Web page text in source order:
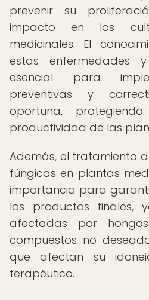
prevenir su
impacto en los
medicinales. El
estas enfermedades
esencial para
preventivas y
oportuna,
productividad de las
Además, el tratamiento
fúngicas en plantas
importancia para
los productos finales,
afectadas por
compuestos no
que afectan su
terapéutico.